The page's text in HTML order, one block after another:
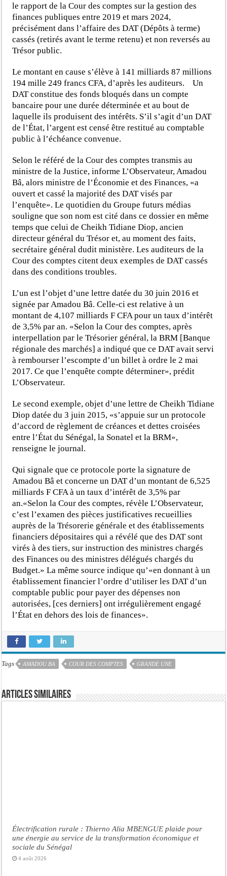
le rapport de la Cour des comptes sur la gestion des
finances publiques entre 2019 et mars 2024,
précisément dans l’affaire des DAT (Dépôts à terme)
cassés (retirés avant le terme retenu) et non reversés au
Trésor public.
Le montant en cause s’élève à 141 milliards 87 millions
194 mille 249 francs CFA, d’après les auditeurs. Un
DAT constitue des fonds bloqués dans un compte
bancaire pour une durée déterminée et au bout de
laquelle ils produisent des intérêts. S’il s’agit d’un DAT
de l’État, l’argent est censé être restitué au comptable
public à l’échéance convenue.
Selon le référé de la Cour des comptes transmis au
ministre de la Justice, informe L’Observateur, Amadou
Bâ, alors ministre de l’Économie et des Finances, «a
ouvert et cassé la majorité des DAT visés par
l’enquête». Le quotidien du Groupe futurs médias
souligne que son nom est cité dans ce dossier en même
temps que celui de Cheikh Tidiane Diop, ancien
directeur général du Trésor et, au moment des faits,
secrétaire général dudit ministère. Les auditeurs de la
Cour des comptes citent deux exemples de DAT cassés
dans des conditions troubles.
L’un est l’objet d’une lettre datée du 30 juin 2016 et
signée par Amadou Bâ. Celle-ci est relative à un
montant de 4,107 milliards F CFA pour un taux d’intérêt
de 3,5% par an. «Selon la Cour des comptes, après
interpellation par le Trésorier général, la BRM [Banque
régionale des marchés] a indiqué que ce DAT avait servi
à rembourser l’escompte d’un billet à ordre le 2 mai
2017. Ce que l’enquête compte déterminer», prédit
L’Observateur.
Le second exemple, objet d’une lettre de Cheikh Tidiane
Diop datée du 3 juin 2015, «s’appuie sur un protocole
d’accord de règlement de créances et dettes croisées
entre l’État du Sénégal, la Sonatel et la BRM»,
renseigne le journal.
Qui signale que ce protocole porte la signature de
Amadou Bâ et concerne un DAT d’un montant de 6,525
milliards F CFA à un taux d’intérêt de 3,5% par
an.«Selon la Cour des comptes, révèle L’Observateur,
c’est l’examen des pièces justificatives recueillies
auprès de la Trésorerie générale et des établissements
financiers dépositaires qui a révélé que des DAT sont
virés à des tiers, sur instruction des ministres chargés
des Finances ou des ministres délégués chargés du
Budget.» La même source indique qu’«en donnant à un
établissement financier l’ordre d’utiliser les DAT d’un
comptable public pour payer des dépenses non
autorisées, [ces derniers] ont irrégulièrement engagé
l’État en dehors des lois de finances».
Tags AMADOU BA COUR DES COMPTES GRANDE UNE
Articles similaires
Électrification rurale : Thierno Alia MBENGUE plaide pour
une énergie au service de la transformation économique et
sociale du Sénégal
4 août 2026